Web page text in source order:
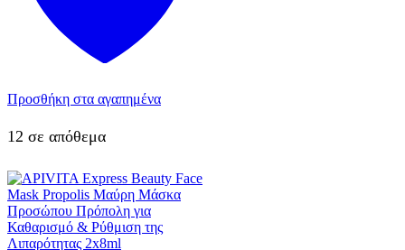
Προσθήκη στα αγαπημένα
12 σε απόθεμα